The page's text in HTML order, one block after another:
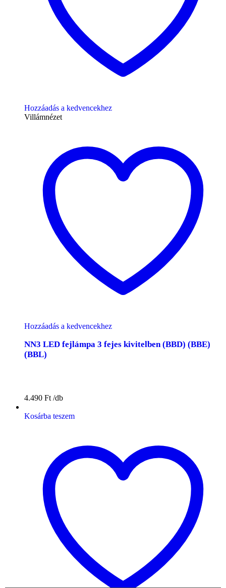
Hozzáadás a kedvencekhez
Villámnézet
Hozzáadás a kedvencekhez
NN3 LED fejlámpa 3 fejes kivitelben (BBD) (BBE)
(BBL)
4.490 Ft
Kosárba teszem